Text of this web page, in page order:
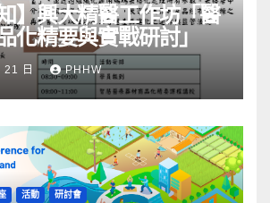
】興大精醫工作坊「醫
化精要與實戰研討」
21 日 PHHW
活動 研討會